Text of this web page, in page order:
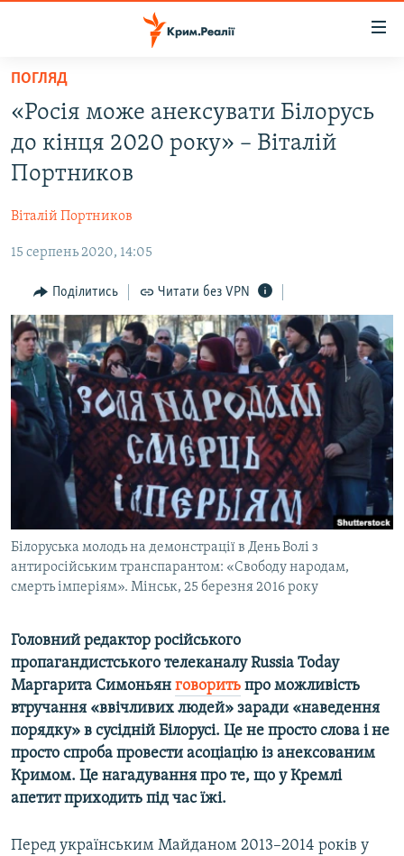
Перейти
основного
матеріалу
Перейти
до
основної
Перейти
пошуку
ВІДЕО ТА ФОТО
БЛОГИ
ПОГЛЯД
ІНТЕРВ'Ю
ВСЕ ЗА ДЕНЬ
СПЕЦПРОЕКТИ
ДЕПОРТАЦІЯ
ВІДЕОУРОКИ «ELIFBE»
СВІДЧЕННЯ ОКУПАЦІЇ
УКРАЇНСЬКА ПРОБЛЕМА КРИМУ
ІНФОГРАФІКА
ЯК ОБІЙТИ БЛОКУВАННЯ
Русский
Qırımtatar
ДОЛУЧАЙСЯ!
ПОГЛЯД
«Росія може анексувати Білорусь
до кінця 2020 року» – Віталій
Портников
Віталій Портников
15 серпень 2020, 14:05
Поділитись Читати без VPN
Білоруська молодь на демонстрації в День Волі з
антиросійським транспарантом: «Свободу народам,
смерть імперіям». Мінськ, 25 березня 2016 року
Головний редактор російського
пропагандистського телеканалуRussia Today
Маргарита Симоньян говорить про можливість
втручання «ввічливих людей» заради «наведення
порядку» в сусідній Білорусі. Це не просто слова і не
просто спроба провести асоціацію із анексованим
Кримом. Це нагадування про те, що у Кремлі
апетит приходить під час їжі.
Перед українським Майданом 2013–2014 років у